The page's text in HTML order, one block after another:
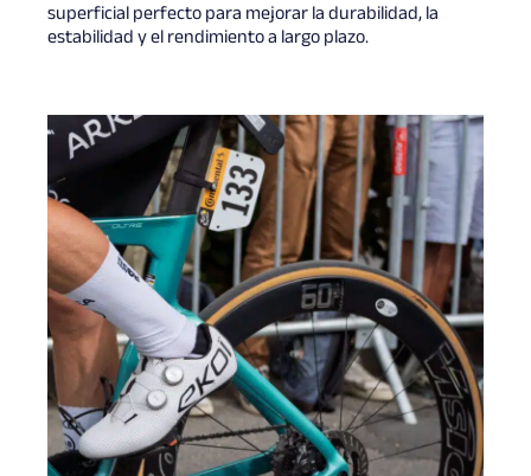
superficial perfecto para mejorar la durabilidad, la
estabilidad y el rendimiento a largo plazo.